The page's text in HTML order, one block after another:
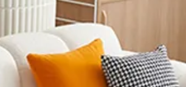
掛け】シー
掛け】シー